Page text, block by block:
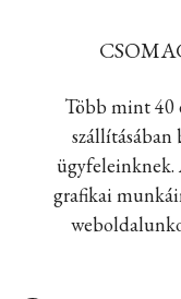
Több mint 40
szállításában
ügyfeleinknek.
grafikai